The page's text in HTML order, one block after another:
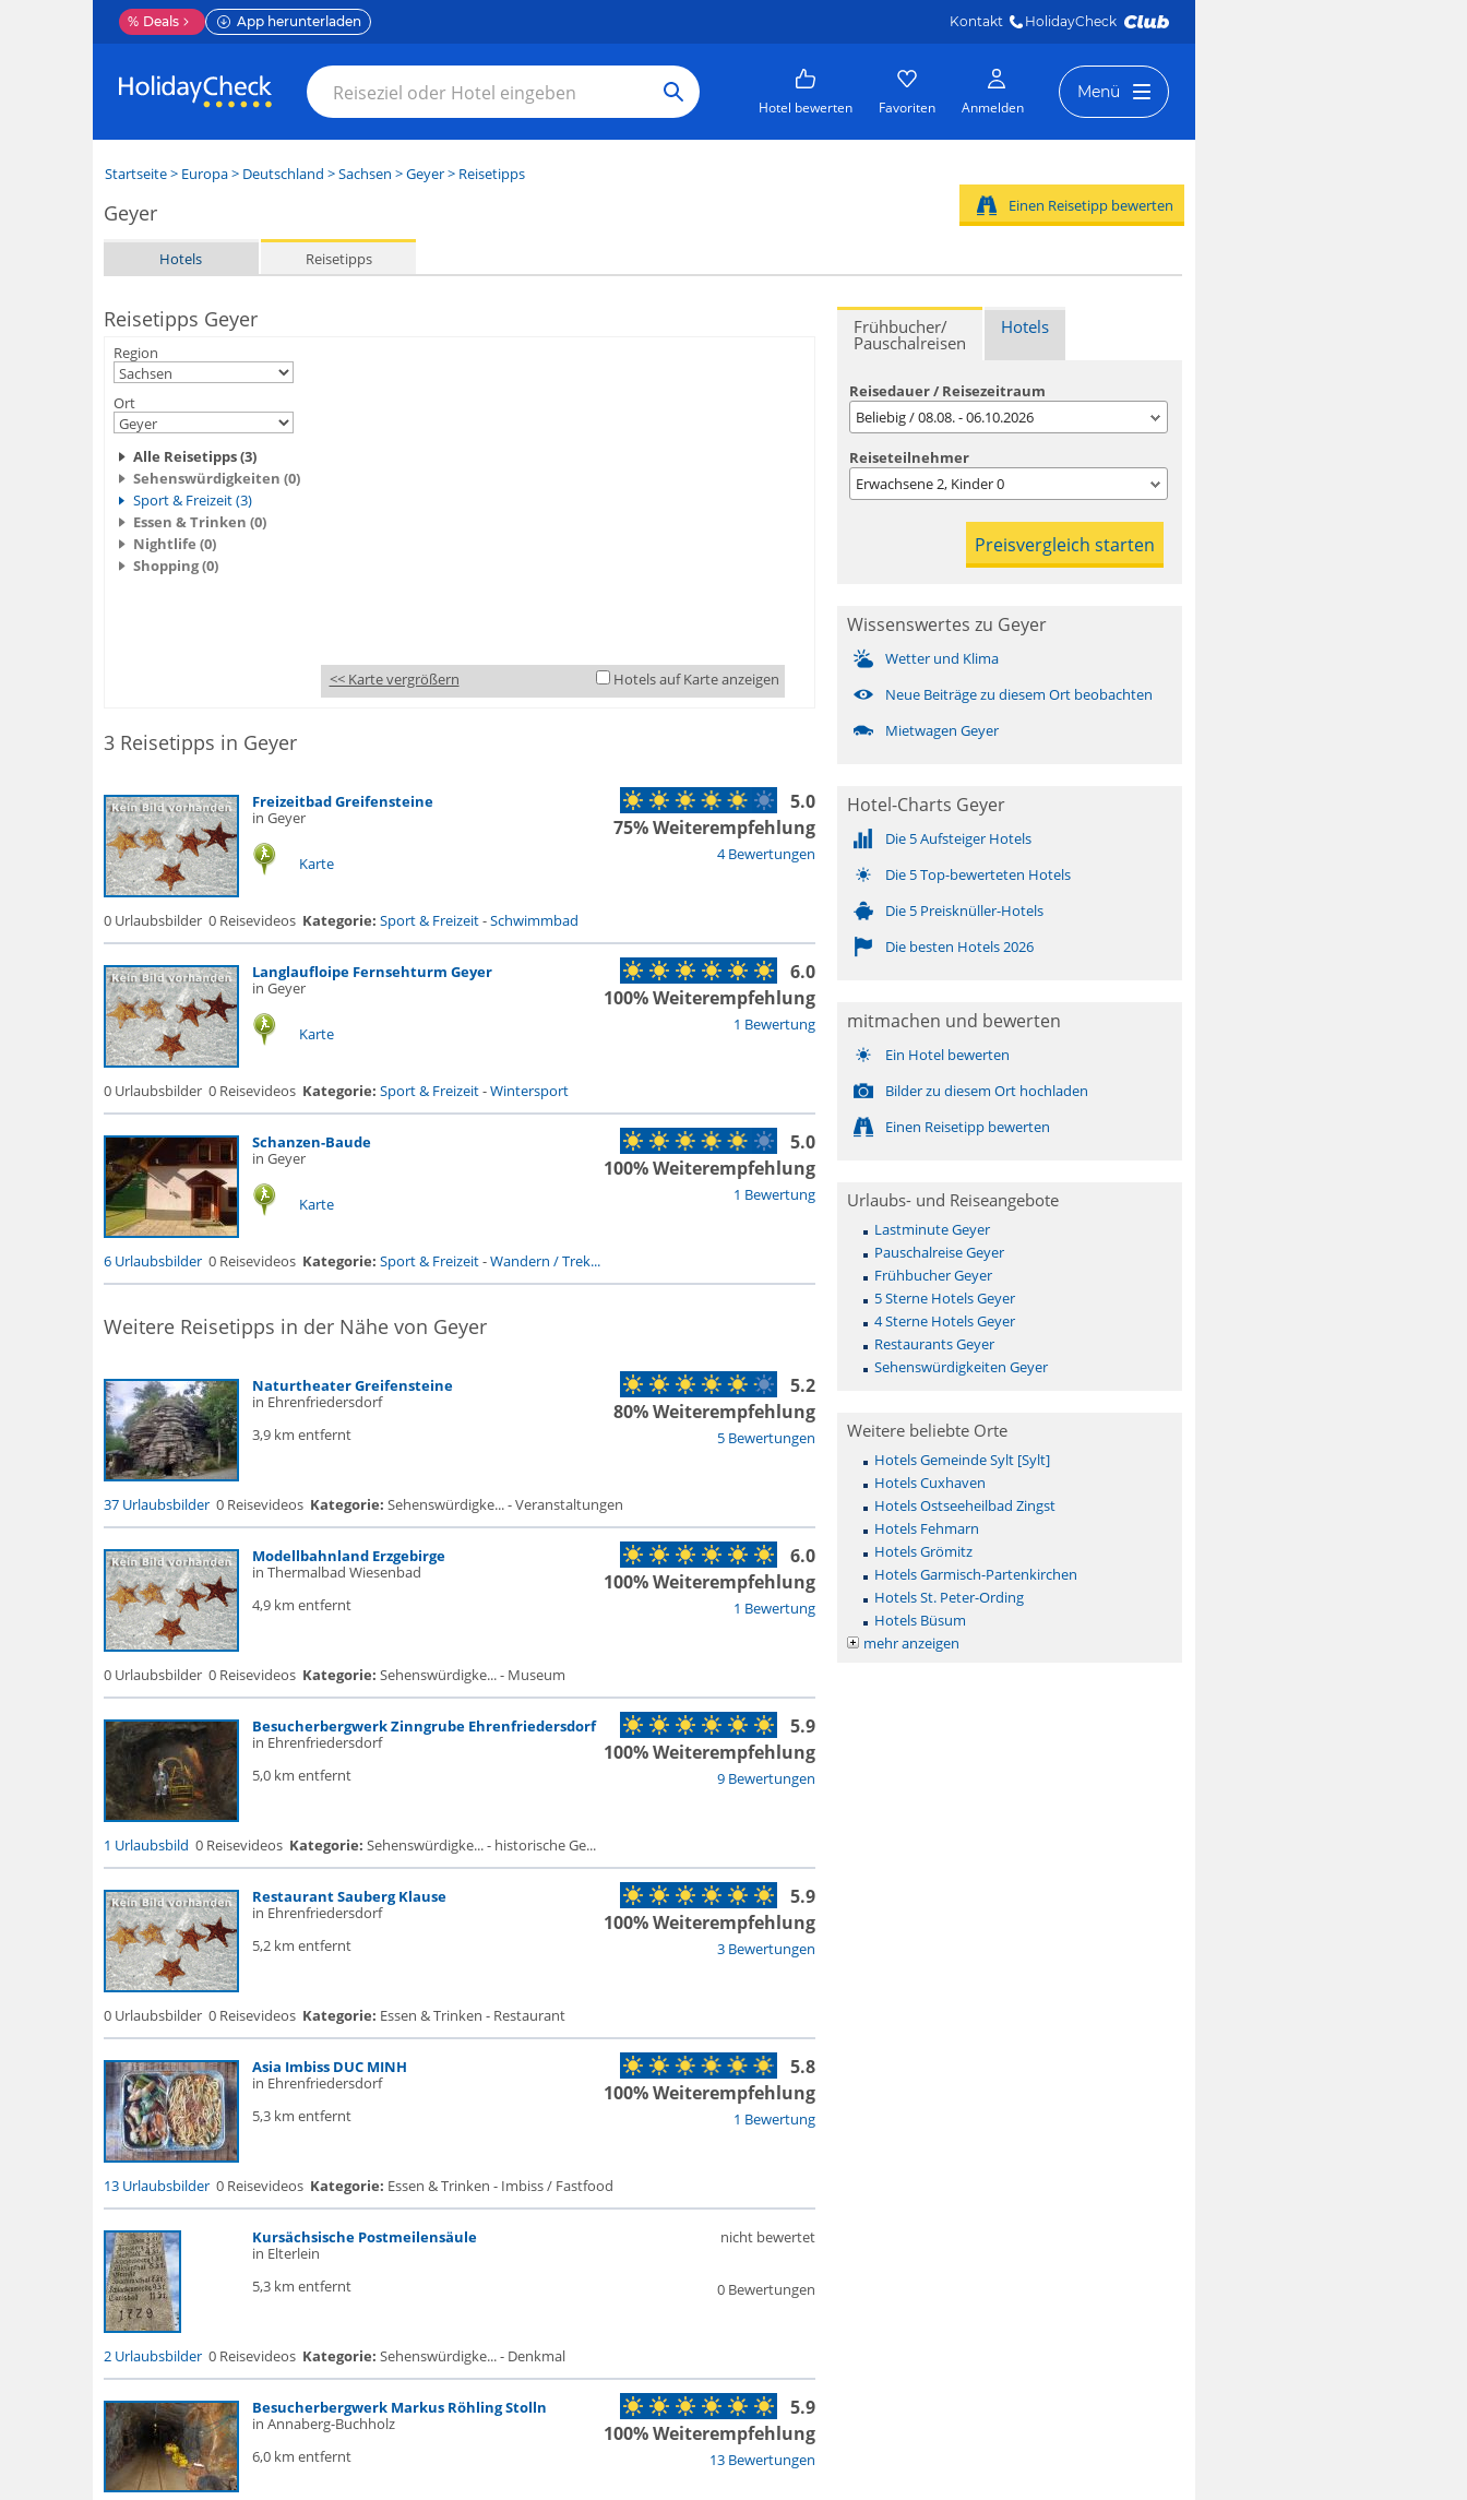
% Deals App herunterladen Kontakt HolidayCheck
Hotel bewerten Favoriten Anmelden
Menü
Startseite> Europa> Deutschland >Sachsen >Geyer> Reisetipps
Geyer
Hotels Reisetipps
Einen Reisetipp bewerten
Reisetipps Geyer
Region
Ort
Alle Reisetipps (3)
Sehenswürdigkeiten (0)
Sport & Freizeit (3)
Essen & Trinken (0)
Nightlife (0)
Shopping (0)
<< Karte vergrößern Hotels auf Karte anzeigen
3 Reisetipps in Geyer
Freizeitbad Greifensteine
in Geyer
Karte 4 Bewertungen
5.0
75% Weiterempfehlung
0 Urlaubsbilder 0 Reisevideos Kategorie: Sport & Freizeit-Schwimmbad
Langlaufloipe Fernsehturm Geyer
in Geyer
Karte 1 Bewertung
6.0
100% Weiterempfehlung
0 Urlaubsbilder 0 Reisevideos Kategorie: Sport & Freizeit-Wintersport
Schanzen-Baude
in Geyer
Karte 1 Bewertung
5.0
100% Weiterempfehlung
6 Urlaubsbilder 0 Reisevideos Kategorie: Sport & Freizeit-Wandern / Trek...
Weitere Reisetipps in der Nähe von Geyer
Naturtheater Greifensteine
in Ehrenfriedersdorf
3,9 km entfernt
5 Bewertungen
5.2
80% Weiterempfehlung
37 Urlaubsbilder 0 Reisevideos Kategorie: Sehenswürdigke... - Veranstaltungen
Modellbahnland Erzgebirge
in Thermalbad Wiesenbad
4,9 km entfernt
1 Bewertung
6.0
100% Weiterempfehlung
0 Urlaubsbilder 0 Reisevideos Kategorie: Sehenswürdigke... - Museum
Besucherbergwerk Zinngrube Ehrenfriedersdorf
in Ehrenfriedersdorf
5,0 km entfernt
9 Bewertungen
5.9
100% Weiterempfehlung
1 Urlaubsbild 0 Reisevideos Kategorie: Sehenswürdigke... - historische Ge...
Restaurant Sauberg Klause
in Ehrenfriedersdorf
5,2 km entfernt
3 Bewertungen
5.9
100% Weiterempfehlung
0 Urlaubsbilder 0 Reisevideos Kategorie: Essen & Trinken - Restaurant
Asia Imbiss DUC MINH
in Ehrenfriedersdorf
5,3 km entfernt
1 Bewertung
5.8
100% Weiterempfehlung
13 Urlaubsbilder 0 Reisevideos Kategorie: Essen & Trinken - Imbiss / Fastfood
Kursächsische Postmeilensäule
in Elterlein
5,3 km entfernt
0 Bewertungen
nicht bewertet
2 Urlaubsbilder 0 Reisevideos Kategorie: Sehenswürdigke... - Denkmal
Besucherbergwerk Markus Röhling Stolln
in Annaberg-Buchholz
6,0 km entfernt
13 Bewertungen
5.9
100% Weiterempfehlung
Frühbucher/
Pauschalreisen
Hotels
Reisedauer / Reisezeitraum
Beliebig / 08.08. - 06.10.2026
Reiseteilnehmer
Erwachsene2, Kinder0
Wissenswertes zu Geyer
Wetter und Klima
Neue Beiträge zu diesem Ort beobachten
Mietwagen Geyer
Hotel-Charts Geyer
Die 5 Aufsteiger Hotels
Die 5 Top-bewerteten Hotels
Die 5 Preisknüller-Hotels
Die besten Hotels 2026
mitmachen und bewerten
Ein Hotel bewerten
Bilder zu diesem Ort hochladen
Einen Reisetipp bewerten
Urlaubs- und Reiseangebote
Lastminute Geyer
Pauschalreise Geyer
Frühbucher Geyer
5 Sterne Hotels Geyer
4 Sterne Hotels Geyer
Restaurants Geyer
Sehenswürdigkeiten Geyer
Weitere beliebte Orte
Hotels Gemeinde Sylt [Sylt]
Hotels Cuxhaven
Hotels Ostseeheilbad Zingst
Hotels Fehmarn
Hotels Grömitz
Hotels Garmisch-Partenkirchen
Hotels St. Peter-Ording
Hotels Büsum
mehr anzeigen